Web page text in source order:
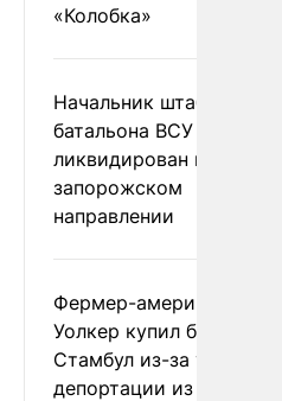
«Колобка»
Начальник штаба
батальона ВСУ
ликвидирован на
запорожском
направлении
Фермер-американец
Уолкер купил билет в
Стамбул из-за угрозы
депортации из России